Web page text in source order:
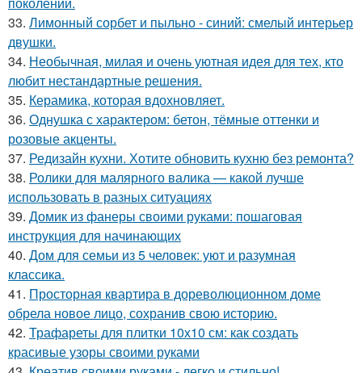
33. Лимонный сорбет и пыльно - синий: смелый интерьер
двушки.
34. Необычная, милая и очень уютная идея для тех, кто
любит нестандартные решения.
35. Керамика, которая вдохновляет.
36. Однушка с характером: бетон, тёмные оттенки и
розовые акценты.
37. Редизайн кухни. Хотите обновить кухню без ремонта?
38. Ролики для малярного валика — какой лучше
использовать в разных ситуациях
39. Домик из фанеры своими руками: пошаговая
инструкция для начинающих
40. Дом для семьи из 5 человек: уют и разумная
классика.
41. Просторная квартира в дореволюционном доме
обрела новое лицо, сохранив свою историю.
42. Трафареты для плитки 10х10 см: как создать
красивые узоры своими руками